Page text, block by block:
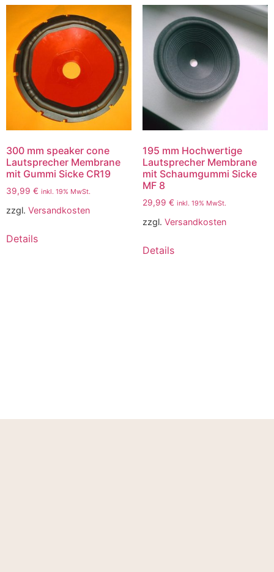
300 mm speaker cone
Lautsprecher Membrane
mit Gummi Sicke CR19
39,99 € inkl. 19% MwSt.
zzgl. Versandkosten
Details
195 mm Hochwertige
Lautsprecher Membrane
mit Schaumgummi Sicke
MF 8
29,99 € inkl. 19% MwSt.
zzgl. Versandkosten
Details